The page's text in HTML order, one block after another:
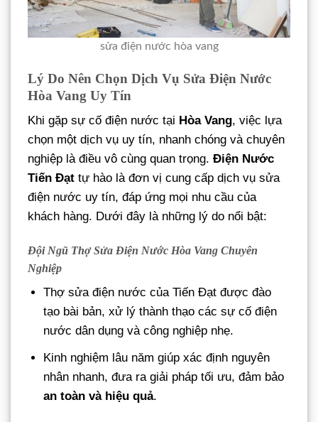
sửa điện nước hòa vang
Lý Do Nên Chọn Dịch Vụ Sửa Điện Nước
Hòa Vang Uy Tín
Khi gặp sự cố điện nước tại Hòa Vang, việc lựa
chọn một dịch vụ uy tín, nhanh chóng và chuyên
nghiệp là điều vô cùng quan trọng. Điện Nước
Tiến Đạt tự hào là đơn vị cung cấp dịch vụ sửa
điện nước uy tín, đáp ứng mọi nhu cầu của
khách hàng. Dưới đây là những lý do nổi bật:
Đội Ngũ ThợSửa Điện Nước Hòa Vang Chuyên
Nghiệp
Thợ sửa điện nước của Tiến Đạt được đào
tạo bài bản, xử lý thành thạo các sự cố điện
nước dân dụng và công nghiệp nhẹ.
Kinh nghiệm lâu năm giúp xác định nguyên
nhân nhanh, đưa ra giải pháp tối ưu, đảm bảo
an toàn và hiệu quả.